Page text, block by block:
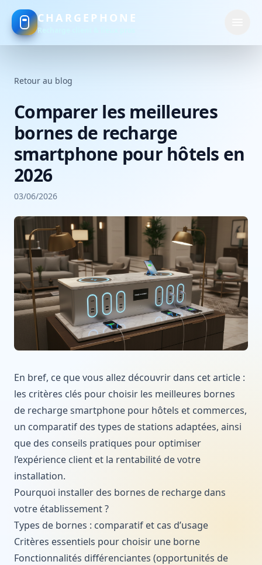
CHARGEPHONE
Recharge client & lieux pros
Retour au blog
Comparer les meilleures
bornes de recharge
smartphone pour hôtels en
2026
03/06/2026
En bref, ce que vous allez découvrir dans cet article :
les critères clés pour choisir les meilleures bornes
de recharge smartphone pour hôtels et commerces,
un comparatif des types de stations adaptées, ainsi
que des conseils pratiques pour optimiser
l’expérience client et la rentabilité de votre
installation.
Pourquoi installer des bornes de recharge dans
votre établissement ?
Types de bornes : comparatif et cas d’usage
Critères essentiels pour choisir une borne
Fonctionnalités différenciantes (opportunités de